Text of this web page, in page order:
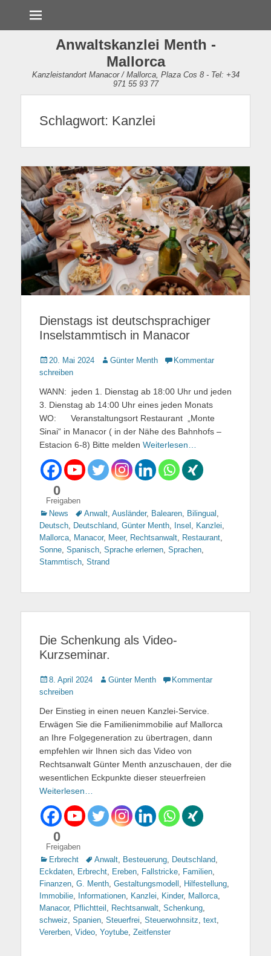
Anwaltskanzlei Menth -
Mallorca
Kanzleistandort Manacor / Mallorca, Plaza Cos 8 - Tel: +34
971 55 93 77
Schlagwort: Kanzlei
Dienstags ist deutschsprachiger
Inselstammtisch in Manacor
Gepostet
am
20. Mai 2024 AutorGünter Menth
Kommentar
schreiben
WANN: jeden 1. Dienstag ab 18:00 Uhr und jeden
3. Dienstag ab 14:00 Uhr eines jeden Monats
WO: Veranstaltungsort Restaurant „Monte
Sinai“ in Manacor ( in der Nähe des Bahnhofs –
Estacion 6-8) Bitte melden Weiterlesen…
0
Freigaben
Kategorien
News TagsAnwalt Ausländer, Balearen Bilingual
Deutsch
Deutschland Günter Menth Insel Kanzlei
Mallorca
Manacor, Meer, Rechtsanwalt Restaurant
Sonne Spanisch Sprache erlernen Sprachen
Stammtisch Strand
Die Schenkung als Video-
Kurzseminar.
Gepostet
am
8. April 2024 AutorGünter Menth
Kommentar
schreiben
Der Einstieg in einen neuen Kanzlei-Service.
Erwägen Sie die Familienimmobilie auf Mallorca
an Ihre Folgegeneration zu übertragen, dann
empfehlen wir Ihnen sich das Video von
Rechtsanwalt Günter Menth anzuschauen, der die
wesentlichen Eckpunkte dieser steuerfreien
Weiterlesen…
0
Freigaben
Kategorien
Erbrecht TagsAnwalt Besteuerung Deutschland
Eckdaten
Erbrecht Ereben Fallstricke Familien
Finanzen G. Menth Gestaltungsmodell Hilfestellung
Immobilie
Informationen Kanzlei Kinder, Mallorca
Manacor, Pflichtteil Rechtsanwalt Schenkung
schweiz Spanien Steuerfrei Steuerwohnsitz text
Vererben Video Yoytube Zeitfenster